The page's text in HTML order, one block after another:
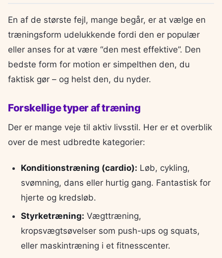
En af de største fejl, mange begår, er at vælge en
træningsform udelukkende fordi den er populær
eller anses for at være “den mest effektive”. Den
bedste form for motion er simpelthen den, du
faktisk gør – og helst den, du nyder.
Forskellige typer af træning
Der er mange veje til aktiv livsstil. Her er et overblik
over de mest udbredte kategorier:
Konditionstræning (cardio): Løb, cykling,
svømning, dans eller hurtig gang. Fantastisk for
hjerte og kredsløb.
Styrketræning: Vægttræning,
kropsvægtsøvelser som push-ups og squats,
eller maskintræning i et fitnesscenter.